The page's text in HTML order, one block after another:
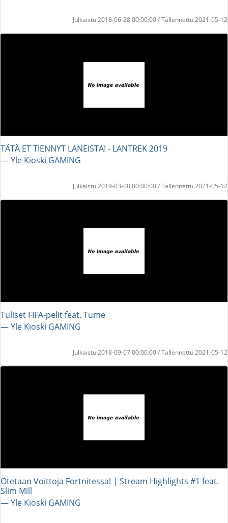
Julkaistu 2018-06-28 00:00:00 / Tallennettu 2021-05-12
TÄTÄ ET TIENNYT LANEISTA! - LANTREK 2019
― Yle Kioski GAMING
Julkaistu 2019-03-08 00:00:00 / Tallennettu 2021-05-12
Tuliset FIFA-pelit feat. Tume
― Yle Kioski GAMING
Julkaistu 2018-09-07 00:00:00 / Tallennettu 2021-05-12
Otetaan Voittoja Fortnitessa! | Stream Highlights #1 feat.
Slim Mill
― Yle Kioski GAMING